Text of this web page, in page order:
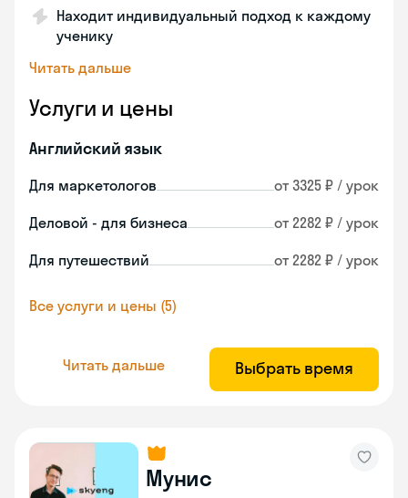
Находит индивидуальный подход к каждому
ученику
Читать дальше
Услуги и цены
Английский язык
Для маркетологов от 3325 ₽ / урок
Деловой - для бизнеса от 2282 ₽ / урок
Для путешествий от 2282 ₽ / урок
Все услуги и цены (5)
Читать дальше Выбрать время
Мунис